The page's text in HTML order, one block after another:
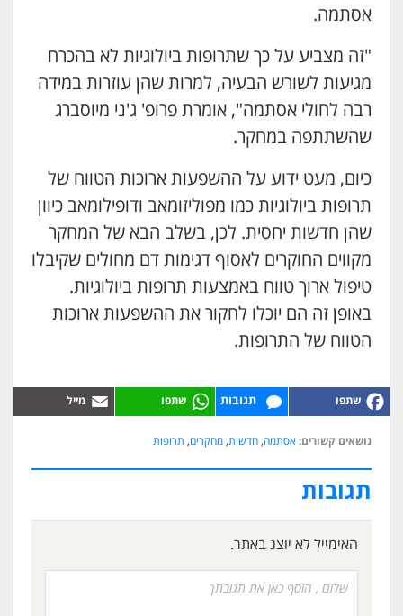
אסתמה.
"זה מצביע על כך שתרופות ביולוגיות לא בהכרח
מגיעות לשורש הבעיה, למרות שהן עוזרות במידה
רבה לחולי אסתמה", אומרת פרופ' ג'ני מיוסברג
שהשתתפה במחקר.
כיום, מעט ידוע על ההשפעות ארוכות הטווח של
תרופות ביולוגיות כמו מפוליזומאב ודופילומאב כיוון
שהן חדשות יחסית. לכן, בשלב הבא של המחקר
מקווים החוקרים לאסוף דגימות דם מחולים שקיבלו
טיפול ארוך טווח באמצעות תרופות ביולוגיות.
באופן זה הם יוכלו לחקור את ההשפעות ארוכות
הטווח של התרופות.
תגובות
נושאים קשורים: אסתמה, חדשות, מחקרים, תרופות
תגובות
האימייל לא יוצג באתר.